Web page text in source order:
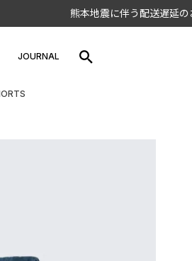
熊本地震に伴う配送遅延
JOURNAL